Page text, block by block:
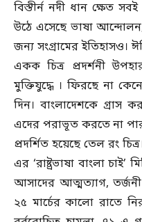
বিস্তীর্ন নদী ধান ক্ষেত
উঠে এসেছে ভাষা আন্দোলন,
জন্য সংগ্রামের ইতিহাসও।
একক চিত্র প্রদর্শনী
মুক্তিযুদ্ধে । ফিরছে না
দিন। বাংলাদেশকে গ্রাস
এদের পরাভূত করতে না
প্রদর্শিত হয়েছে তেল রং
এর ‘রাষ্ট্রভাষা বাংলা
আসাদের আত্মত্যাগ, তর্জনী
২৫ মার্চের কালো রাতে